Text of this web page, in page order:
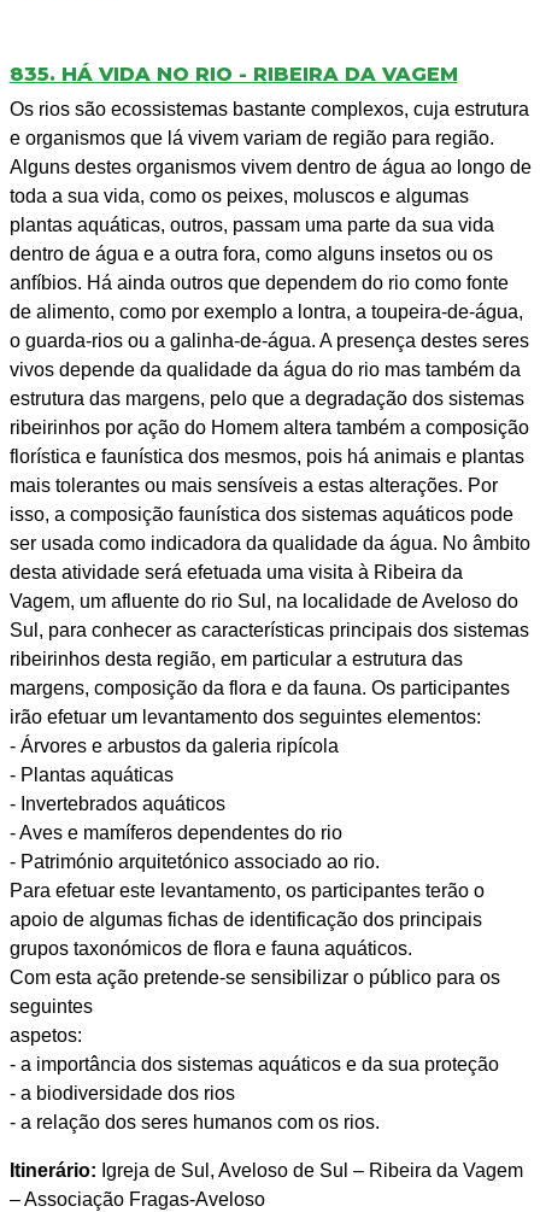
835. HÁ VIDA NO RIO - RIBEIRA DA VAGEM
Os rios são ecossistemas bastante complexos, cuja estrutura
e organismos que lá vivem variam de região para região.
Alguns destes organismos vivem dentro de água ao longo de
toda a sua vida, como os peixes, moluscos e algumas
plantas aquáticas, outros, passam uma parte da sua vida
dentro de água e a outra fora, como alguns insetos ou os
anfíbios. Há ainda outros que dependem do rio como fonte
de alimento, como por exemplo a lontra, a toupeira-de-água,
o guarda-rios ou a galinha-de-água. A presença destes seres
vivos depende da qualidade da água do rio mas também da
estrutura das margens, pelo que a degradação dos sistemas
ribeirinhos por ação do Homem altera também a composição
florística e faunística dos mesmos, pois há animais e plantas
mais tolerantes ou mais sensíveis a estas alterações. Por
isso, a composição faunística dos sistemas aquáticos pode
ser usada como indicadora da qualidade da água. No âmbito
desta atividade será efetuada uma visita à Ribeira da
Vagem, um afluente do rio Sul, na localidade de Aveloso do
Sul, para conhecer as características principais dos sistemas
ribeirinhos desta região, em particular a estrutura das
margens, composição da flora e da fauna. Os participantes
irão efetuar um levantamento dos seguintes elementos:
- Árvores e arbustos da galeria ripícola
- Plantas aquáticas
- Invertebrados aquáticos
- Aves e mamíferos dependentes do rio
- Património arquitetónico associado ao rio.
Para efetuar este levantamento, os participantes terão o
apoio de algumas fichas de identificação dos principais
grupos taxonómicos de flora e fauna aquáticos.
Com esta ação pretende-se sensibilizar o público para os
seguintes
aspetos:
- a importância dos sistemas aquáticos e da sua proteção
- a biodiversidade dos rios
- a relação dos seres humanos com os rios.
Itinerário: Igreja de Sul, Aveloso de Sul – Ribeira da Vagem
– Associação Fragas-Aveloso